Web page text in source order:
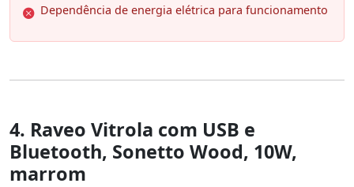
Dependência de energia elétrica para funcionamento
4. Raveo Vitrola com USB e
Bluetooth, Sonetto Wood, 10W,
marrom